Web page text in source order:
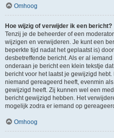
Omhoog
Hoe wijzig of verwijder ik een bericht?
Tenzij je de beheerder of een
wijzigen en verwijderen. Je kunt een
beperkte tijd nadat het geplaatst is)
desbetreffende bericht. Als er al
onderaan je bericht een klein tekstje
bericht voor het laatst je gewijzigd
niemand gereageerd heeft, evenmin
gewijzigd heeft. Zij kunnen wel een
bericht gewijzigd hebben. Het
mogelijk zodra er iemand op
Omhoog